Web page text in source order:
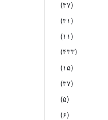
(۳۷)
(۳۱)
(۱۱)
(۴۳۳)
(۱۵)
(۳۷)
(۵)
(۶)